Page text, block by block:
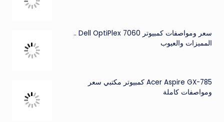
سعر ومواصفات كمبيوتر Dell OptiPlex 7060 ..
المميزات والعيوب
Acer Aspire GX-785 كمبيوتر مكتبي سعر
ومواصفات كاملة